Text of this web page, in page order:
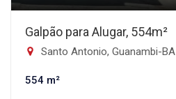
Galpão para Alugar, 554m²
Santo Antonio, Guanambi-BA
554 m²